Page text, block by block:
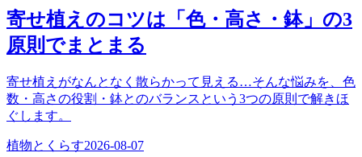
寄せ植えのコツは「色・高さ・鉢」の3
原則でまとまる
寄せ植えがなんとなく散らかって見える…そんな悩みを、色
数・高さの役割・鉢とのバランスという3つの原則で解きほ
ぐします。
植物とくらす2026-08-07